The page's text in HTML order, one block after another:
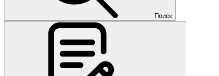
Поиск